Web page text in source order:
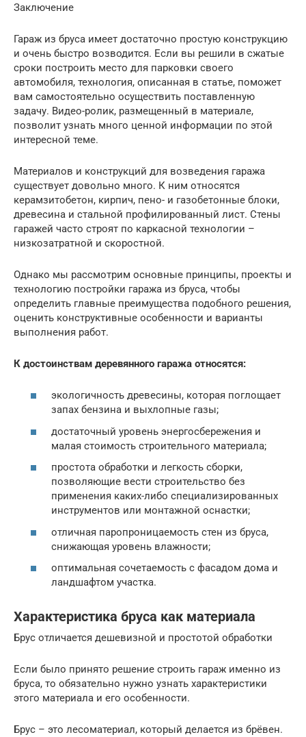
Заключение
Гараж из бруса имеет достаточно простую конструкцию
и очень быстро возводится. Если вы решили в сжатые
сроки построить место для парковки своего
автомобиля, технология, описанная в статье, поможет
вам самостоятельно осуществить поставленную
задачу. Видео-ролик, размещенный в материале,
позволит узнать много ценной информации по этой
интересной теме.
Материалов и конструкций для возведения гаража
существует довольно много. К ним относятся
керамзитобетон, кирпич, пено- и газобетонные блоки,
древесина и стальной профилированный лист. Стены
гаражей часто строят по каркасной технологии –
низкозатратной и скоростной.
Однако мы рассмотрим основные принципы, проекты и
технологию постройки гаража из бруса, чтобы
определить главные преимущества подобного решения,
оценить конструктивные особенности и варианты
выполнения работ.
К достоинствам деревянного гаража относятся:
экологичность древесины, которая поглощает
запах бензина и выхлопные газы;
достаточный уровень энергосбережения и
малая стоимость строительного материала;
простота обработки и легкость сборки,
позволяющие вести строительство без
применения каких-либо специализированных
инструментов или монтажной оснастки;
отличная паропроницаемость стен из бруса,
снижающая уровень влажности;
оптимальная сочетаемость с фасадом дома и
ландшафтом участка.
Характеристика бруса как материала
Брус отличается дешевизной и простотой обработки
Если было принято решение строить гараж именно из
бруса, то обязательно нужно узнать характеристики
этого материала и его особенности.
Брус – это лесоматериал, который делается из брёвен.